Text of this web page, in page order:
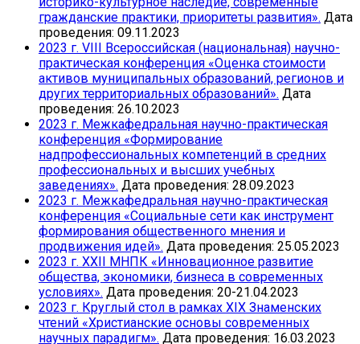
гражданские практики, приоритеты развития». Дата
проведения: 09.11.2023
2023 г. VIII Всероссийская (национальная) научно-
практическая конференция «Оценка стоимости
активов муниципальных образований, регионов и
других территориальных образований». Дата
проведения: 26.10.2023
2023 г. Межкафедральная научно-практическая
конференция «Формирование
надпрофессиональных компетенций в средних
профессиональных и высших учебных
заведениях». Дата проведения: 28.09.2023
2023 г. Межкафедральная научно-практическая
конференция «Социальные сети как инструмент
формирования общественного мнения и
продвижения идей». Дата проведения: 25.05.2023
2023 г. ХХII МНПК «Инновационное развитие
общества, экономики, бизнеса в современных
условиях». Дата проведения: 20-21.04.2023
2023 г. Круглый стол в рамках XIХ Знаменских
чтений «Христианские основы современных
научных парадигм». Дата проведения: 16.03.2023